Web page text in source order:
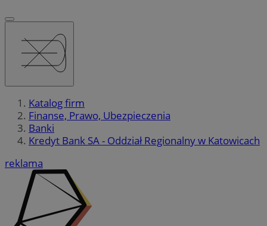
Katalog firm
Finanse, Prawo, Ubezpieczenia
Banki
Kredyt Bank SA - Oddział Regionalny w Katowicach
reklama